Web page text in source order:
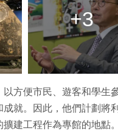
+3
方便市民、遊客和學生
就。因此，他們計劃將
建工程作為專館的地點。